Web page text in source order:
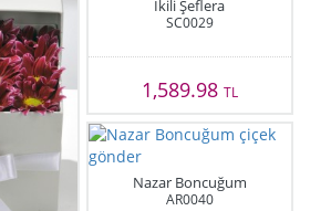
İkili Şeflera
SC0029
1,589.98 TL
Nazar Boncuğum
AR0040